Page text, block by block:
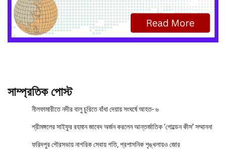
সাম্প্রতিক পোস্ট
নীলফামারীতে নদীর বালু চুরিতে বাঁধা দেয়ায় সংঘর্ষে আহত- ৬
শ্রীমঙ্গলের সাইফুর রহমান জাবেদ অর্জন করলেন আন্তর্জাতিক ‘গোল্ডেন কীস’ সম্মাননা
ফরিদপুর পৌরসভায় নাগরিক সেবায় গতি, প্রশাসনিক শৃঙ্খলায়ও জোর